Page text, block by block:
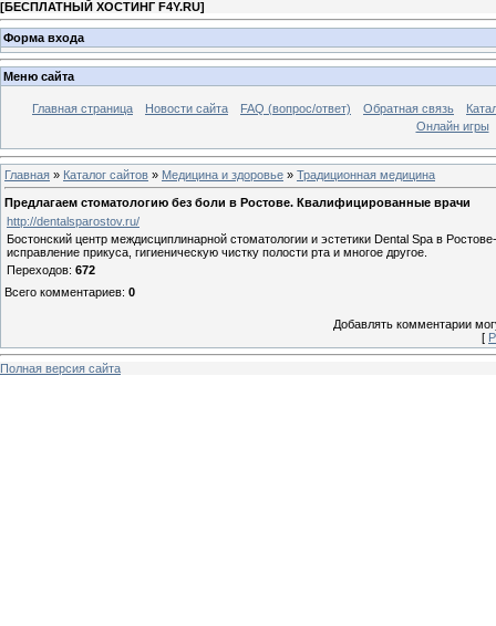
[БЕСПЛАТНЫЙ ХОСТИНГ F4Y.RU]
Форма входа
Меню сайта
Главная страница Новости сайта FAQ (вопрос/ответ) Обратная связь
Онлайн игры
Главная » Каталог сайтов » Медицина и здоровье » Традиционная медицина
Предлагаем стоматологию без боли в Ростове. Квалифицированные врачи
http://dentalsparostov.ru/
Бостонский центр междисциплинарной стоматологии и эстетики Dental Spa в
исправление прикуса, гигиеническую чистку полости рта и многое другое.
Переходов: 672
Всего комментариев: 0
Добавлять комментарии
[
Полная версия сайта